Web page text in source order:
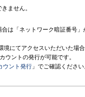
ません。
は「ネットワーク暗証番号
境にてアクセスいただいた場
ウントの発行が可能です。
ウント発行 」でご確認ください